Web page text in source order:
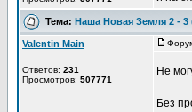
Тема: Наша Новая Земля 2 - 3
Valentin Main
Ответов: 231
Просмотров: 507771
Не
Без